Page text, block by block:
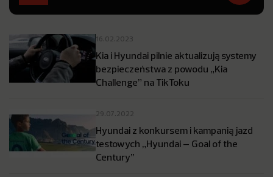
16.02.2023
Kia i Hyundai pilnie aktualizują systemy
bezpieczeństwa z powodu „Kia
Challenge” na TikToku
29.07.2022
Hyundai z konkursem i kampanią jazd
testowych „Hyundai – Goal of the
Century”